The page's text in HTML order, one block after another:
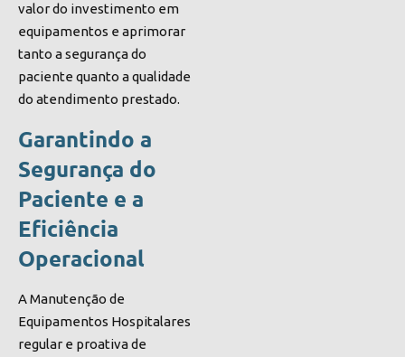
valor do investimento em
equipamentos e aprimorar
tanto a segurança do
paciente quanto a qualidade
do atendimento prestado.
Garantindo a
Segurança do
Paciente e a
Eficiência
Operacional
A Manutenção de
Equipamentos Hospitalares
regular e proativa de